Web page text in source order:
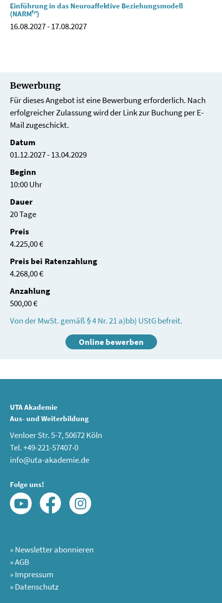
Einführung in das Neuroaffektive Beziehungsmodell
(NARM™)
16.08.2027-17.08.2027
Bewerbung
Für dieses Angebot ist eine Bewerbung erforderlich. Nach
erfolgreicher Zulassung wird der Link zur Buchung per E-
Mail zugeschickt.
Datum
01.12.2027 - 13.04.2029
Beginn
10:00 Uhr
Dauer
20 Tage
Preis
4.225,00 €
Preis bei Ratenzahlung
4.268,00 €
Anzahlung
500,00 €
Von der MwSt. gemäß § 4 Nr. 21 a)bb) UStG befreit.
Online bewerben
UTA Akademie
Aus- und Weiterbildung
Venloer Str. 5-7, 50672 Köln
Tel. +49-221-57407-0
info@uta-akademie.de
Folge uns!
»Newsletter abonnieren
»AGB
»Impressum
»Datenschutz